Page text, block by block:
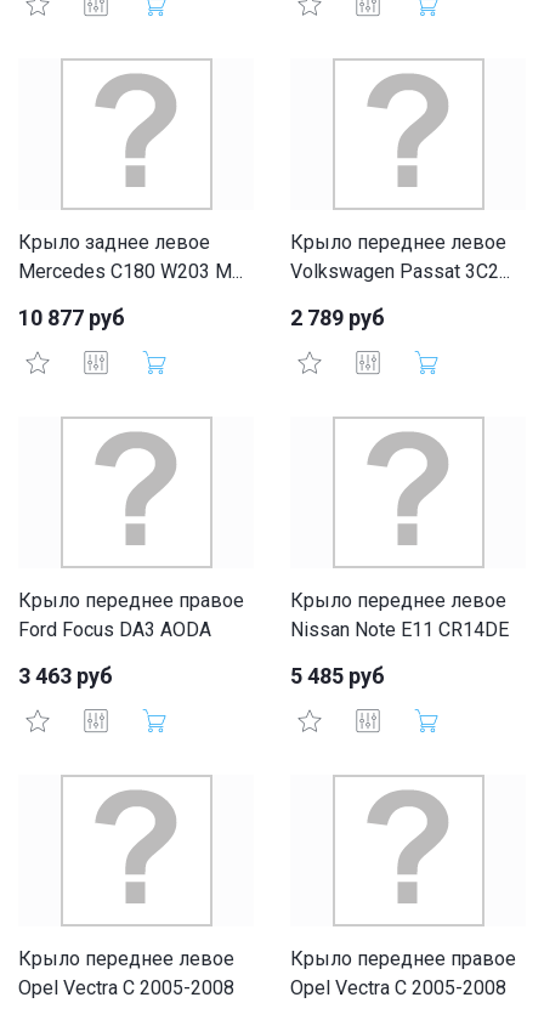
Крыло заднее левое
Mercedes С180 W203 M...
10 877 руб
Крыло переднее левое
Volkswagen Passat 3C2...
2 789 руб
Крыло переднее правое
Ford Focus DA3 AODA
3 463 руб
Крыло переднее левое
Nissan Note E11 CR14DE
5 485 руб
Крыло переднее левое
Opel Vectra C 2005-2008
Крыло переднее правое
Opel Vectra C 2005-2008